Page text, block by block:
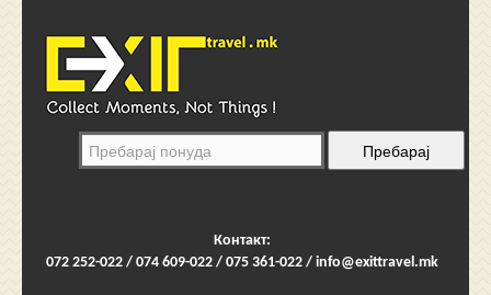
Контакт:
072 252-022 / 074 609-022 / 075 361-022 / info@exittravel.mk